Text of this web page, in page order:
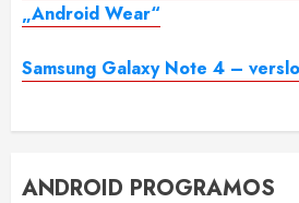
„Android Wear“
Samsung Galaxy Note 4 –
ANDROID PROGRAMOS